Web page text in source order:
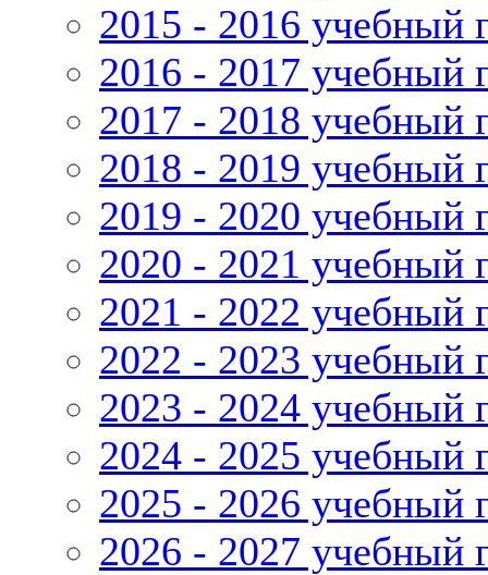
2015 - 2016 учебный
2016 - 2017 учебный
2017 - 2018 учебный
2018 - 2019 учебный
2019 - 2020 учебный
2020 - 2021 учебный
2021 - 2022 учебный
2022 - 2023 учебный
2023 - 2024 учебный
2024 - 2025 учебный
2025 - 2026 учебный
2026 - 2027 учебный